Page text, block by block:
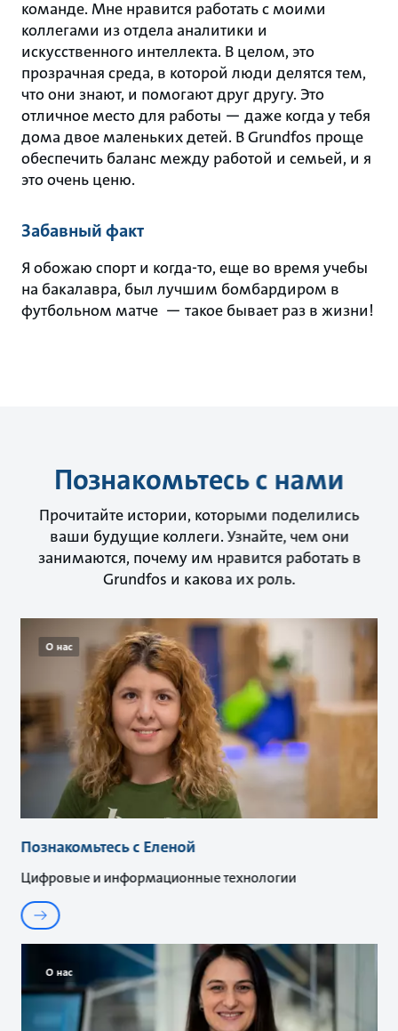
команде. Мне нравится работать с моими
коллегами из отдела аналитики и
искусственного интеллекта. В целом, это
прозрачная среда, в которой люди делятся тем,
что они знают, и помогают друг другу. Это
отличное место для работы — даже когда у тебя
дома двое маленьких детей. В Grundfos проще
обеспечить баланс между работой и семьей, и я
это очень ценю.
Забавный факт
Я обожаю спорт и когда-то, еще во время учебы
на бакалавра, был лучшим бомбардиром в
футбольном матче — такое бывает раз в жизни!
Познакомьтесь с нами
Прочитайте истории, которыми поделились
ваши будущие коллеги. Узнайте, чем они
занимаются, почему им нравится работать в
Grundfos и какова их роль.
О нас
Познакомьтесь с Еленой
Цифровые и информационные технологии
О нас